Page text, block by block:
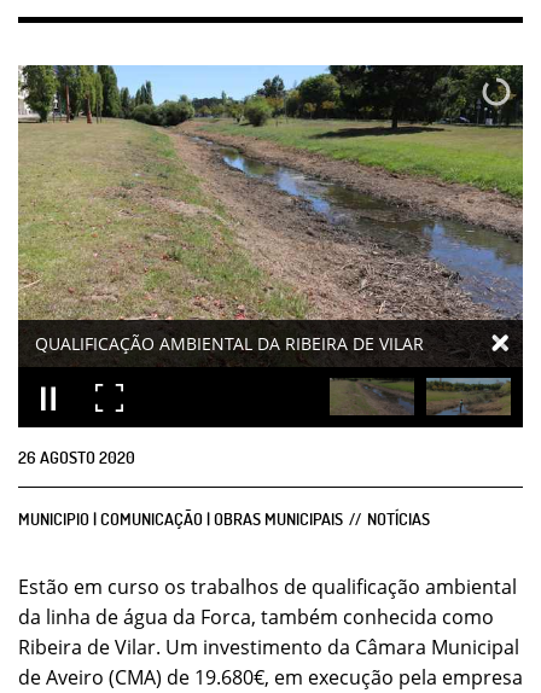
QUALIFICAÇÃO AMBIENTAL DA RIBEIRA DE VILAR
26 AGOSTO2020
MUNICIPIO | COMUNICAÇÃO | OBRAS MUNICIPAIS NOTÍCIAS
Estão em curso os trabalhos de qualificação ambiental
da linha de água da Forca, também conhecida como
Ribeira de Vilar. Um investimento da Câmara Municipal
de Aveiro (CMA) de 19.680€, em execução pela empresa